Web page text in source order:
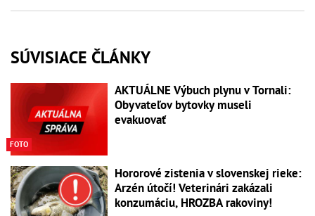
SÚVISIACE ČLÁNKY
FOTO
AKTUÁLNE Výbuch plynu v Tornali:
Obyvateľov bytovky museli
evakuovať
Hororové zistenia v slovenskej rieke:
Arzén útočí! Veterinári zakázali
konzumáciu, HROZBA rakoviny!